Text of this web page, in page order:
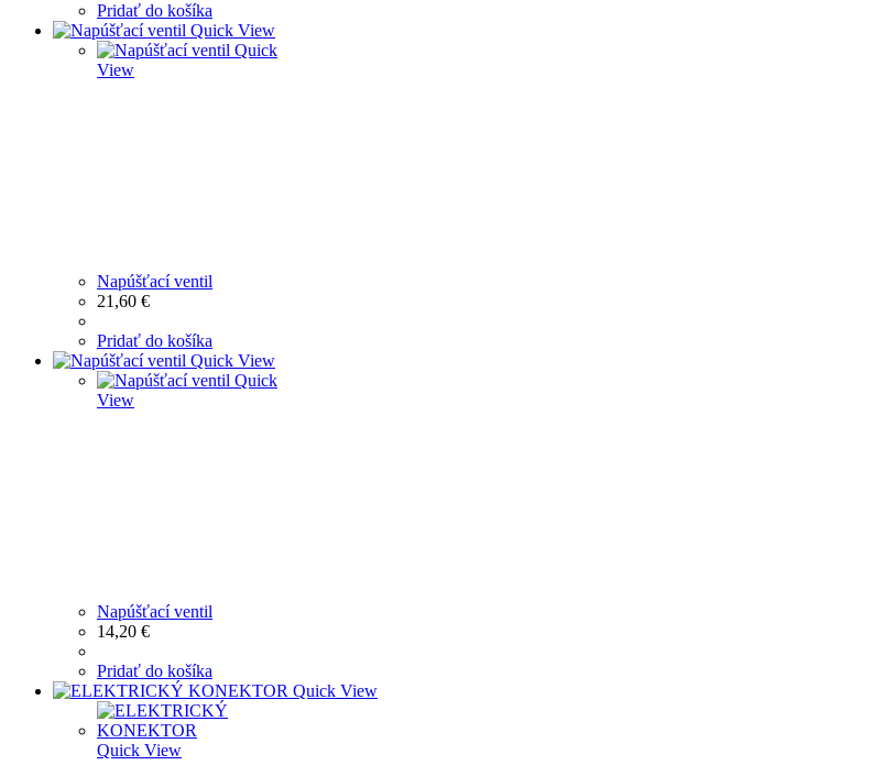
Pridať do košíka
Quick View
Quick
View
Napúšťací ventil
21,60 €
Pridať do košíka
Quick View
Quick
View
Napúšťací ventil
14,20 €
Pridať do košíka
Quick View
Quick View